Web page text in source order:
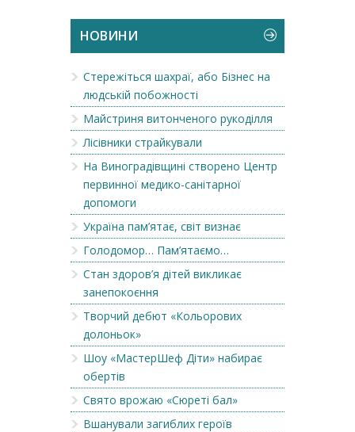
НОВИНИ
Стережіться шахраї, або Бізнес на
людській побожності
Майстриня витонченого рукоділля
Лісівники страйкували
На Виноградівщині створено Центр
первинної медико-санітарної
допомоги
Україна пам’ятає, світ визнає
Голодомор… Пам’ятаємо…
Стан здоров’я дітей викликає
занепокоєння
Творчий дебют «Кольорових
долоньок»
Шоу «МастерШеф Діти» набирає
обертів
Свято врожаю «Сюреті бал»
Вшанували загиблих героїв